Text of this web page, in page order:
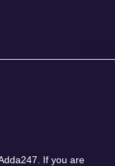
If you are